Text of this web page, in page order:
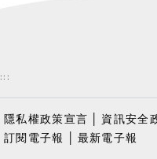
:::
隱私權政策宣言 資訊安全
訂閱電子報
最新電子報